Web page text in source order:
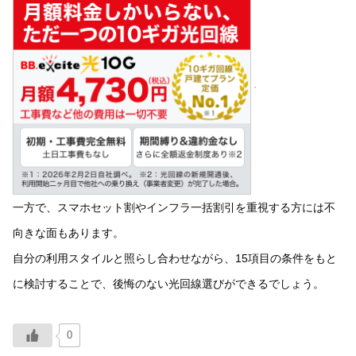
一方で、スマホセット割やインフラ一括割引を重視する方には不
向きな面もあります。
自分の利用スタイルと照らし合わせながら、15項目の条件をもと
に検討することで、後悔のない光回線選びができるでしょう。
0